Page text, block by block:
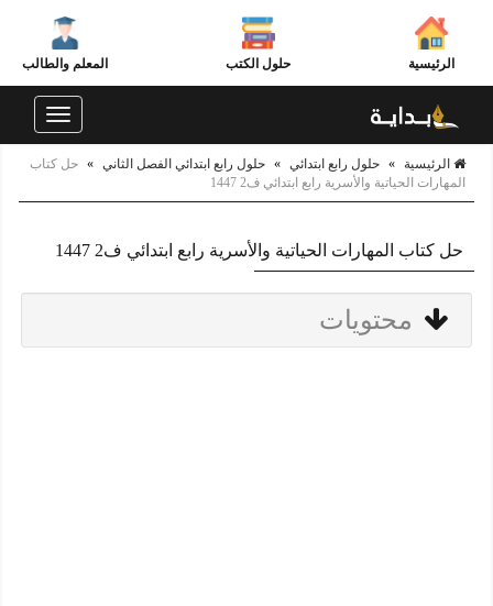
الرئيسية حلول الكتب المعلم والطالب
Toggle
الرئيسية » حلول رابع ابتدائي » حلول رابع ابتدائي الفصل الثاني » حل كتاب
المهارات الحياتية والأسرية رابع ابتدائي ف2 1447
حل كتاب المهارات الحياتية والأسرية رابع ابتدائي ف2 1447
محتويات